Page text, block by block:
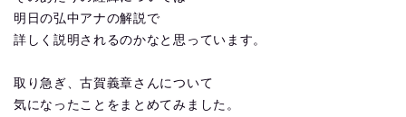
明日の弘中アナの解説で
詳しく説明されるのかなと思っています。
取り急ぎ、古賀義章さんについて
気になったことをまとめてみました。